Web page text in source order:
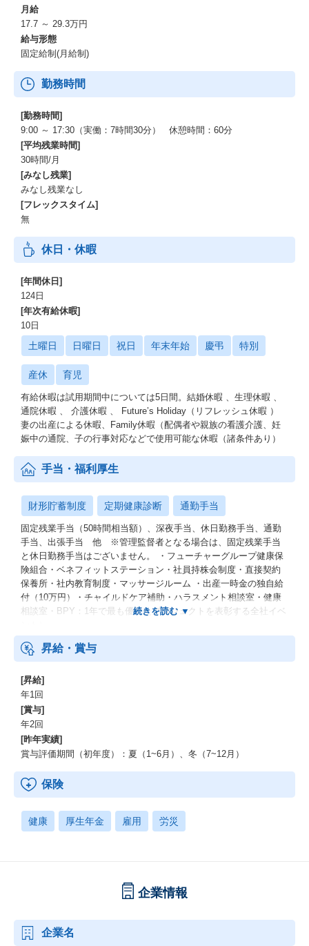
月給
17.7 ～ 29.3万円
給与形態
固定給制(月給制)
勤務時間
[勤務時間]
9:00 ～ 17:30（実働：7時間30分） 休憩時間：60分
[平均残業時間]
30時間/月
[みなし残業]
みなし残業なし
[フレックスタイム]
無
休日・休暇
[年間休日]
124日
[年次有給休暇]
10日
土曜日 日曜日 祝日 年末年始 慶弔 特別
産休 育児
有給休暇は試用期間中については5日間。結婚休暇 、生理休暇 、
通院休暇 、 介護休暇 、 Future’s Holiday（リフレッシュ休暇 ）
妻の出産による休暇、Family休暇（配偶者や親族の看護介護、妊
娠中の通院、子の行事対応などで使用可能な休暇（諸条件あり）
手当・福利厚生
財形貯蓄制度 定期健康診断 通勤手当
固定残業手当（50時間相当額）、深夜手当、休日勤務手当、通勤
手当、出張手当 他 ※管理監督者となる場合は、固定残業手当
と休日勤務手当はございません。 ・フューチャーグループ健康保
険組合・ベネフィットステーション・社員持株会制度・直接契約
保養所・社内教育制度・マッサージルーム ・出産一時金の独自給
付（10万円）・チャイルドケア補助・ハラスメント相談室・健康
相談室・BPY：1年で最も優れたプロジェクトを表彰する全社イベ
昇給・賞与
[昇給]
年1回
[賞与]
年2回
[昨年実績]
賞与評価期間（初年度）：夏（1~6月）、冬（7~12月）
保険
健康 厚生年金 雇用 労災
企業情報
企業名